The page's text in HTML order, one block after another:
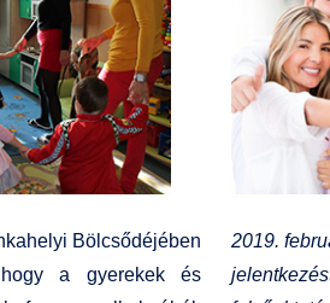
Bölcsődéjében
a gyerekek és
2019.